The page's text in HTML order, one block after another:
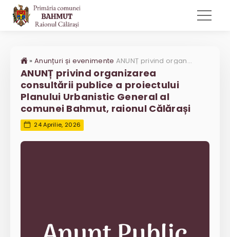
» Anunțuri și evenimente ANUNȚ privind organizarea consultării publice a proiectului Planului Urbanistic General al comunei Bahmut, raionul Călărași
ANUNȚ privind organizarea
consultării publice a proiectului
Planului Urbanistic General al
comunei Bahmut, raionul Călărași
24 Aprilie, 2026